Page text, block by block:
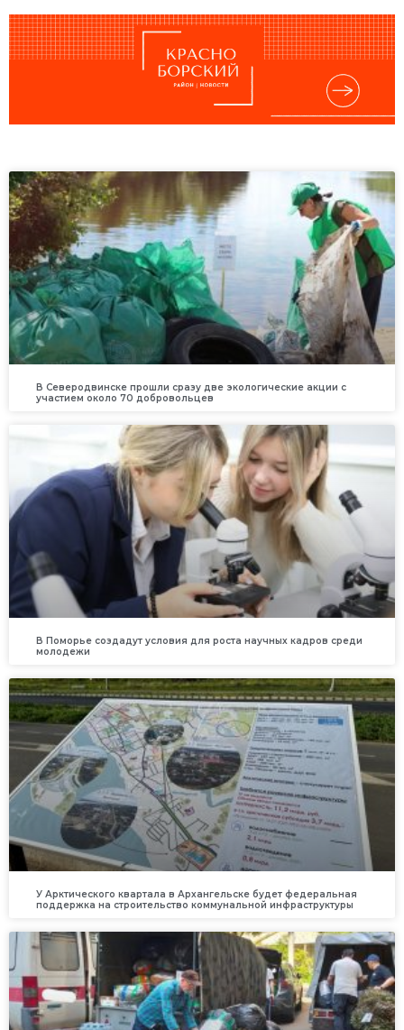
В Северодвинске прошли сразу две экологические акции с
участием около 70 добровольцев
В Поморье создадут условия для роста научных кадров среди
молодежи
У Арктического квартала в Архангельске будет федеральная
поддержка на строительство коммунальной инфраструктуры